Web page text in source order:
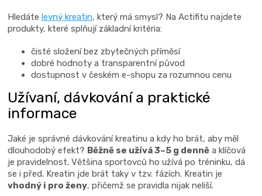
Hledáte levný kreatin, který má smysl? Na Actifitu najdete
produkty, které splňují základní kritéria:
čisté složení bez zbytečných příměsí
dobré hodnoty a transparentní původ
dostupnost v českém e-shopu za rozumnou cenu
Užívaní, dávkování a praktické
informace
Jaké je správné dávkování kreatinu a kdy ho brát, aby měl
dlouhodobý efekt? Běžně se užívá 3–5 g denně a klíčová
je pravidelnost. Většina sportovců ho užívá po tréninku, dá
se i před. Kreatin jde brát taky v tzv. fázích. Kreatin je
vhodný i pro ženy, přičemž se pravidla nijak neliší.